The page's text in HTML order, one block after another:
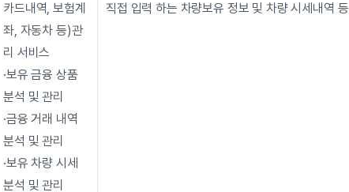
카드내역, 보험계
좌, 자동차 등)관
리 서비스
·보유 금융 상품
분석 및 관리
·금융 거래 내역
분석 및 관리
·보유 차량 시세
분석 및 관리
직접 입력 하는 차량보유 정보 및 차량 시세내역 등